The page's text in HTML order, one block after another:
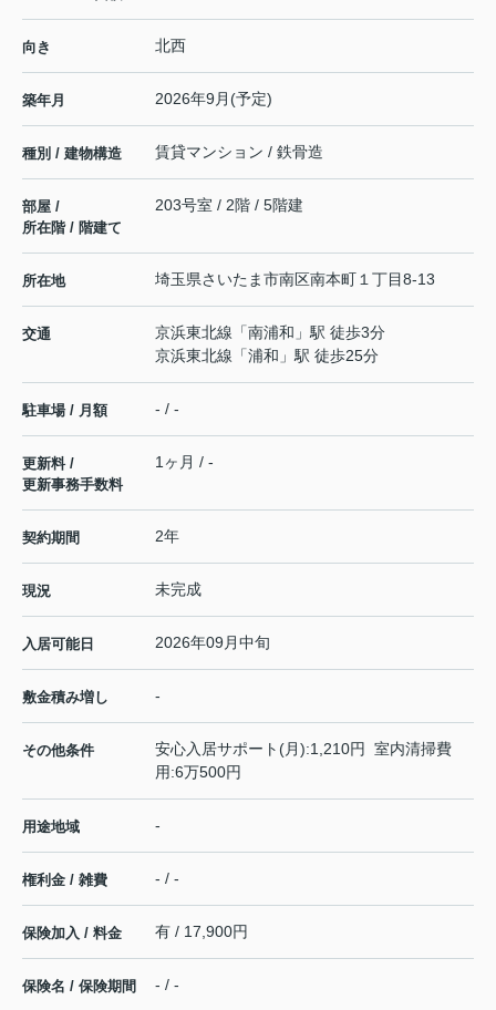
向き 北西
築年月 2026年9月(予定)
種別 / 建物構造 賃貸マンション / 鉄骨造
部屋 /
所在階 / 階建て
203号室 / 2階 / 5階建
所在地 埼玉県さいたま市南区南本町１丁目8-13
交通 京浜東北線 「南浦和 」駅 徒歩3分
京浜東北線 「浦和 」駅 徒歩25分
駐車場 / 月額 - / -
更新料 /
更新事務手数料
1ヶ月 / -
契約期間 2年
現況 未完成
入居可能日 2026年09月中旬
敷金積み増し -
その他条件
安心入居サポート(月):1,210円 室内清掃費
用:6万500円
用途地域 -
権利金 / 雑費 - / -
保険加入 / 料金 有 / 17,900円
保険名 / 保険期間 - / -